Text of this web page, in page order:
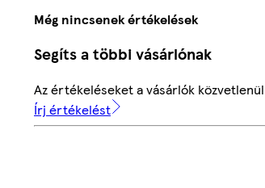
Még nincsenek értékelések
Segíts a többi vásárlónak
Az értékeléseket a vásárlók
Írj értékelést